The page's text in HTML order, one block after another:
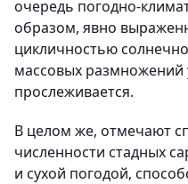
очередь погодно-
образом, явно
цикличностью
массовых размножений
прослеживается.
В целом же, отмечают
численности стадных
и сухой погодой,